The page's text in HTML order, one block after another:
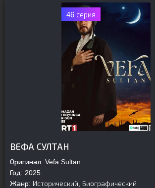
46 серия
ВЕФА СУЛТАН
Оригинал: Vefa Sultan
Год: 2025
Жанр: Исторический, Биографический